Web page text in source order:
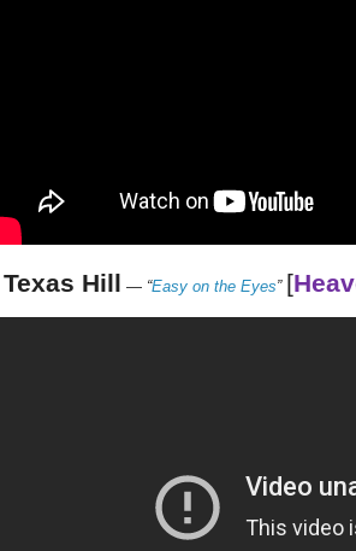
Texas Hill — “Easy on the Eyes” [